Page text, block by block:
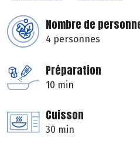
Nombre de
4 personnes
Préparation
10 min
Cuisson
30 min